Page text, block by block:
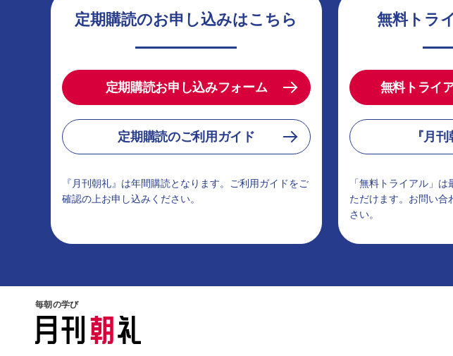
定期購読のお申し込みはこちら
定期購読お申し込みフォーム
定期購読のご利用ガイド
『月刊朝礼』は年間購読となります。ご利用ガイドをご
確認の上お申し込みください。
無料トラ
無料トライ
『月
「無料トライアル」
ただけます。お問い合
さい。
毎朝の学び